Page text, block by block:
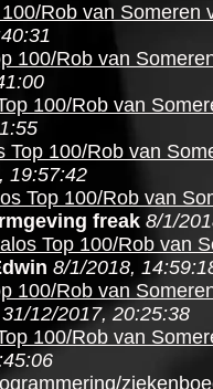
Rob van Someren
100/Rob van
100/Rob van
Top 100/Rob van
19:57:42
Top 100/Rob van
freak 8/1/
Top 100/Rob van
8/1/2018,
100/Rob van
31/12/2017, 20:25:38
100/Rob van